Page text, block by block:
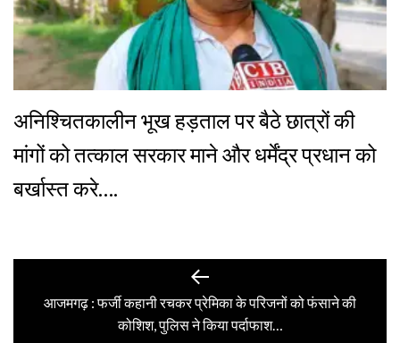
अनिश्चितकालीन भूख हड़ताल पर बैठे छात्रों की
मांगों को तत्काल सरकार माने और धर्मेंद्र प्रधान को
बर्खास्त करे….
navigation
Previous
post:
आजमगढ़ : फर्जी कहानी रचकर प्रेमिका के परिजनों को फंसाने की
कोशिश, पुलिस ने किया पर्दाफाश…